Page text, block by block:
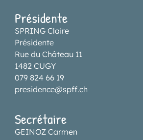
Présidente
SPRING Claire
Présidente
Rue du Château 11
1482 CUGY
079 824 66 19
presidence@spff.ch
Secrétaire
GEINOZ Carmen